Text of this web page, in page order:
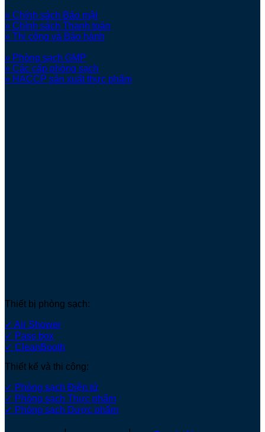
» Chính sách Bảo mật
» Chính sách Thanh toán
» Thi công và Bảo hành
» Phòng sạch GMP
» Các cấp phòng sạch
» HACCP sản xuất thực phẩm
Thiết bị phòng sạch:
✓ Air Shower
✓ Pass box
✓ CleanBooth
Thiết kế và thi công:
✓ Phòng sạch Điện tử
✓ Phòng sạch Thực phẩm
✓ Phòng sạch Dược phẩm